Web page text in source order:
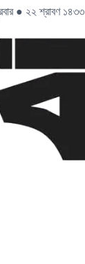
● ২২ শ্রাবণ ১৪৩৩